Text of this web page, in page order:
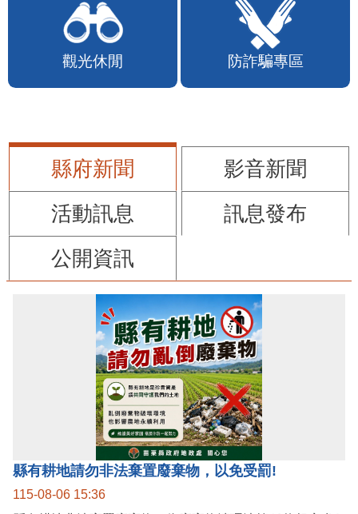
觀光休閒 防詐騙專區
縣府新聞
影音新聞
活動訊息
訊息發布
公開資訊
縣有耕地請勿非法棄置廢棄物，以免受罰!
115-08-06 15:36